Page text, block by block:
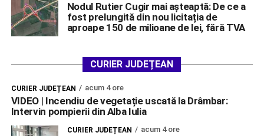
Nodul Rutier Cugir mai așteaptă: De ce a
fost prelungită din nou licitația de
aproape 150 de milioane de lei, fără TVA
CURIER JUDEȚEAN
CURIER JUDEȚEAN acum 4 ore
VIDEO | Incendiu de vegetație uscată la Drâmbar:
Intervin pompierii din Alba Iulia
CURIER JUDEȚEAN acum 4 ore